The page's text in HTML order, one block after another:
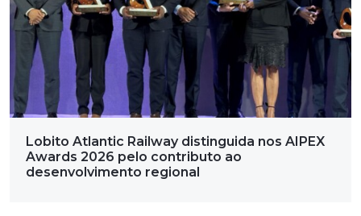
Lobito Atlantic Railway distinguida nos AIPEX
Awards 2026 pelo contributo ao
desenvolvimento regional